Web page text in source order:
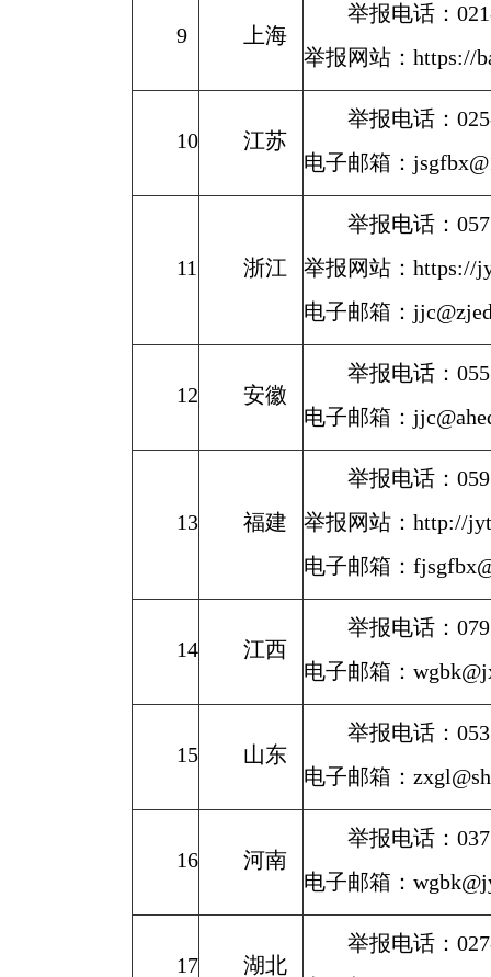
9 上海
举报电话：
举报网站：https://
10 江苏
举报电话：
电子邮箱：
11 浙江
举报电话：
举报网站：https://
电子邮箱：
12 安徽
举报电话：
电子邮箱：
13 福建
举报电话：
举报网站：http://
电子邮箱：
14 江西
举报电话：
电子邮箱：
15 山东
举报电话：
电子邮箱：
16 河南
举报电话：
电子邮箱：
17 湖北
举报电话：